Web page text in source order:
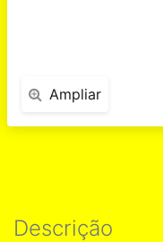
Ampliar
Descrição